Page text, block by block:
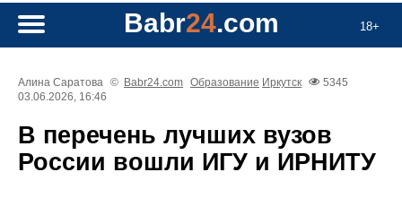
18+
Babr24.com
Алина Саратова © Babr24.com Образование Иркутск
5345
03.06.2026, 16:46
В перечень лучших вузов
России вошли ИГУ и ИРНИТУ